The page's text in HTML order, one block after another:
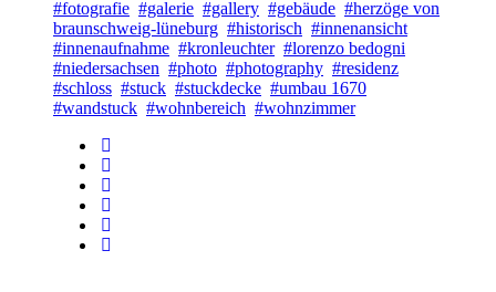
#fotografie #galerie #gallery #gebäude #herzöge von
braunschweig-lüneburg #historisch #innenansicht
#innenaufnahme #kronleuchter #lorenzo bedogni
#niedersachsen #photo #photography #residenz
#schloss #stuck #stuckdecke #umbau 1670
#wandstuck #wohnbereich #wohnzimmer